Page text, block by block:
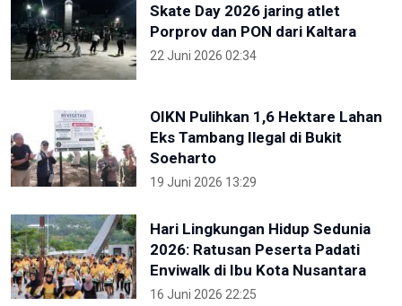
Skate Day 2026 jaring atlet
Porprov dan PON dari Kaltara
22 Juni 2026 02:34
OIKN Pulihkan 1,6 Hektare Lahan
Eks Tambang Ilegal di Bukit
Soeharto
19 Juni 2026 13:29
Hari Lingkungan Hidup Sedunia
2026: Ratusan Peserta Padati
Enviwalk di Ibu Kota Nusantara
16 Juni 2026 22:25